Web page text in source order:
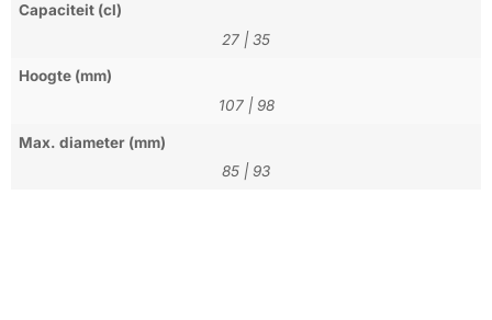
Capaciteit (cl)
27 | 35
Hoogte (mm)
107| 98
Max. diameter (mm)
85 | 93